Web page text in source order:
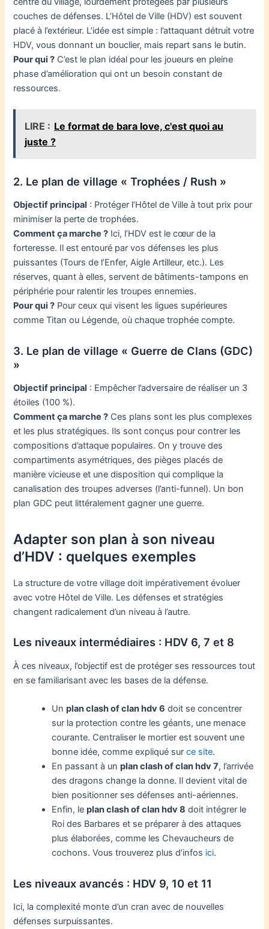
couches de défenses. L’Hôtel de Ville (HDV) est souvent
placé à l’extérieur. L’idée est simple : l’attaquant détruit votre
HDV, vous donnant un bouclier, mais repart sans le butin.
Pour qui ? C’est le plan idéal pour les joueurs en pleine
phase d’amélioration qui ont un besoin constant de
ressources.
LIRE : Le format de bara love, c'est quoi au
juste ?
2. Le plan de village « Trophées / Rush »
Objectif principal : Protéger l’Hôtel de Ville à tout prix pour
minimiser la perte de trophées.
Comment ça marche ? Ici, l’HDV est le cœur de la
forteresse. Il est entouré par vos défenses les plus
puissantes (Tours de l’Enfer, Aigle Artilleur, etc.). Les
réserves, quant à elles, servent de bâtiments-tampons en
périphérie pour ralentir les troupes ennemies.
Pour qui ? Pour ceux qui visent les ligues supérieures
comme Titan ou Légende, où chaque trophée compte.
3. Le plan de village « Guerre de Clans (GDC)
»
Objectif principal : Empêcher l’adversaire de réaliser un 3
étoiles (100 %).
Comment ça marche ? Ces plans sont les plus complexes
et les plus stratégiques. Ils sont conçus pour contrer les
compositions d’attaque populaires. On y trouve des
compartiments asymétriques, des pièges placés de
manière vicieuse et une disposition qui complique la
canalisation des troupes adverses (l’anti-funnel). Un bon
plan GDC peut littéralement gagner une guerre.
Adapter son plan à son niveau
d’HDV : quelques exemples
La structure de votre village doit impérativement évoluer
avec votre Hôtel de Ville. Les défenses et stratégies
changent radicalement d’un niveau à l’autre.
Les niveaux intermédiaires : HDV 6, 7 et 8
À ces niveaux, l’objectif est de protéger ses ressources tout
en se familiarisant avec les bases de la défense.
Unplan clash of clan hdv 6 doit se concentrer
sur la protection contre les géants, une menace
courante. Centraliser le mortier est souvent une
bonne idée, comme expliqué surce site.
En passant à unplan clash of clan hdv 7, l’arrivée
des dragons change la donne. Il devient vital de
bien positionner ses défenses anti-aériennes.
Enfin, leplan clash of clan hdv 8 doit intégrer le
Roi des Barbares et se préparer à des attaques
plus élaborées, comme les Chevaucheurs de
cochons. Vous trouverez plus d’infos ici.
Les niveaux avancés : HDV 9, 10 et 11
Ici, la complexité monte d’un cran avec de nouvelles
défenses surpuissantes.